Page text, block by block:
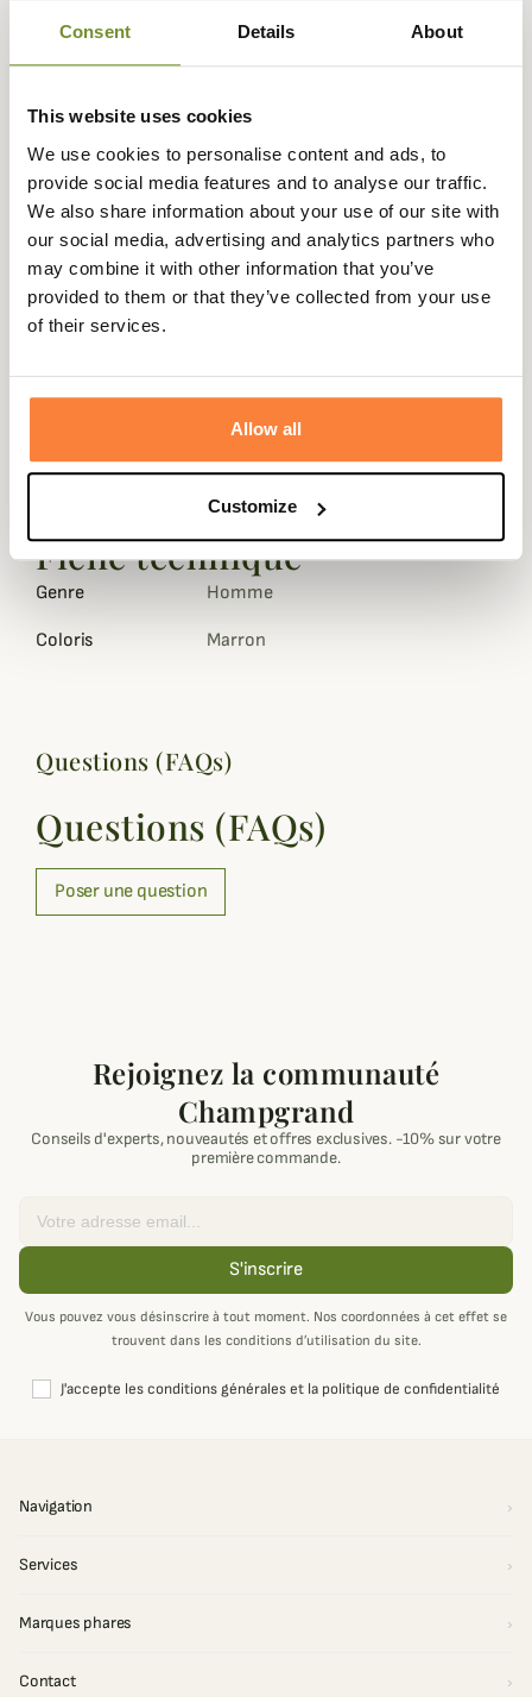
Consent Details About
This website uses cookies
We use cookies to personalise content and ads, to
provide social media features and to analyse our traffic.
We also share information about your use of our site with
our social media, advertising and analytics partners who
may combine it with other information that you’ve
provided to them or that they’ve collected from your use
of their services.
Allow all
Customize
euros
Description
Club Interchasse vous propose un très sobre mais
élégant gilet de chasse Brenne pour le début de saison.
Pratique, léger et résistant il pourra vous accompagner
partout à la chasse au petit gibier.
Conçu dans une toile de coton & élasthanne, il est très
capacité, 1 poche interne et un grand carnier, vous serez
équipé pour votre session chasse.
Fiche technique
Genre Homme
Coloris Marron
Questions (FAQs)
Questions (FAQs)
Poser une question
Rejoignez la communauté
Champgrand
Conseils d'experts, nouveautés et offres exclusives. -10% sur votre
première commande.
S'inscrire
Vous pouvez vous désinscrire à tout moment. Nos coordonnées à cet effet se
trouvent dans les conditions d’utilisation du site.
J'accepte les conditions générales et la politique de confidentialité
Navigation
Services
Marques phares
Contact